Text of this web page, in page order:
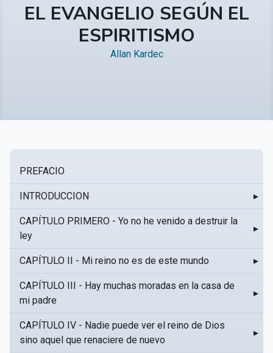
EL EVANGELIO SEGÚN EL
ESPIRITISMO
Allan Kardec
PREFACIO
INTRODUCCION ▸
CAPÍTULO PRIMERO - Yo no he venido a destruir la
ley
▸
CAPÍTULO II - Mi reino no es de este mundo ▸
CAPÍTULO III - Hay muchas moradas en la casa de
mi padre
▸
CAPÍTULO IV - Nadie puede ver el reino de Dios
sino aquel que renaciere de nuevo
▸